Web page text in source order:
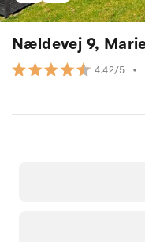
Nældevej 9,
4.42/5 •